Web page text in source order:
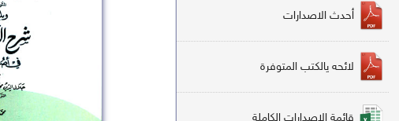
تاريخ (138)
فقه شافعي (132)
فقه حنفي (113)
فقه مالكي (112)
أحدث الاصدارات
لائحه يالكتب المتوفرة
قائمة الاصدارات الكاملة